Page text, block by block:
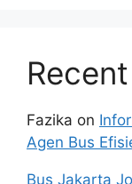
Fazika on
Agen Bus
Bus Jakarta